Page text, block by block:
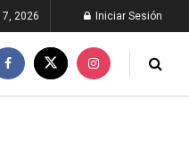
2026 Iniciar Sesión